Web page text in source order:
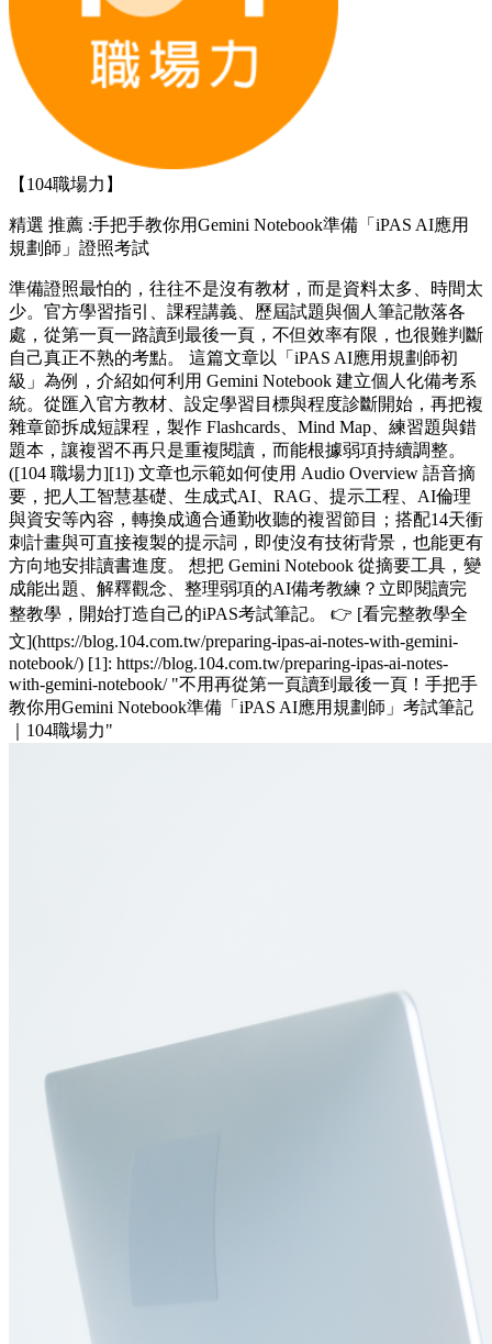
【104職場力】
精選 推薦 :手把手教你用Gemini Notebook準備「iPAS AI應用
規劃師」證照考試
準備證照最怕的，往往不是沒有教材，而是資料太多、時間太
少。官方學習指引、課程講義、歷屆試題與個人筆記散落各
處，從第一頁一路讀到最後一頁，不但效率有限，也很難判斷
自己真正不熟的考點。 這篇文章以「iPAS AI應用規劃師初
級」為例，介紹如何利用 Gemini Notebook 建立個人化備考系
統。從匯入官方教材、設定學習目標與程度診斷開始，再把複
雜章節拆成短課程，製作 Flashcards、Mind Map、練習題與錯
題本，讓複習不再只是重複閱讀，而能根據弱項持續調整。
([104 職場力][1]) 文章也示範如何使用 Audio Overview 語音摘
要，把人工智慧基礎、生成式AI、RAG、提示工程、AI倫理
與資安等內容，轉換成適合通勤收聽的複習節目；搭配14天衝
刺計畫與可直接複製的提示詞，即使沒有技術背景，也能更有
方向地安排讀書進度。 想把 Gemini Notebook 從摘要工具，變
成能出題、解釋觀念、整理弱項的AI備考教練？立即閱讀完
整教學，開始打造自己的iPAS考試筆記。 👉 [看完整教學全
文](https://blog.104.com.tw/preparing-ipas-ai-notes-with-gemini-
notebook/) [1]: https://blog.104.com.tw/preparing-ipas-ai-notes-
with-gemini-notebook/ "不用再從第一頁讀到最後一頁！手把手
教你用Gemini Notebook準備「iPAS AI應用規劃師」考試筆記
｜104職場力"